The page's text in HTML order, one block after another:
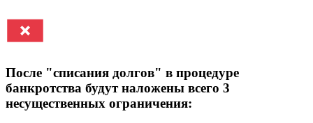
После "списания долгов" в процедуре
банкротства будут наложены всего 3
несущественных ограничения: